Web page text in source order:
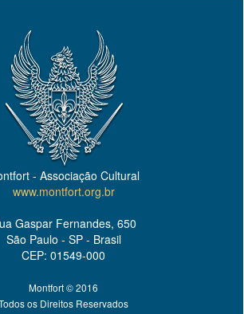
- Associação Cultural
www.montfort.org.br
Gaspar Fernandes, 650
São Paulo - SP - Brasil
CEP: 01549-000
Montfort © 2016
os Direitos Reservados